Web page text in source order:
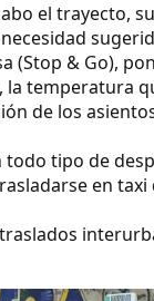
el trayecto,
(Stop & Go),
la temperatura
de los
todo tipo de
en